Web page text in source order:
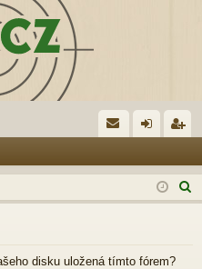
lá
sit
ist
ro
l
disku uložená tímto fórem?